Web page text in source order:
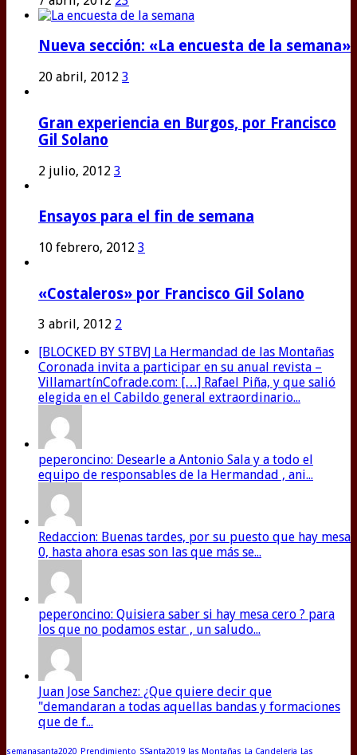
Nueva sección: «La encuesta de la semana»
20 abril, 2012 3
Gran experiencia en Burgos, por Francisco
Gil Solano
2 julio, 2012 3
Ensayos para el fin de semana
10 febrero, 2012 3
«Costaleros» por Francisco Gil Solano
3 abril, 2012 2
[BLOCKED BY STBV] La Hermandad de las Montañas
Coronada invita a participar en su anual revista –
VillamartínCofrade.com: […] Rafael Piña, y que salió
elegida en el Cabildo general extraordinario...
peperoncino: Desearle a Antonio Sala y a todo el
equipo de responsables de la Hermandad , ani...
Redaccion: Buenas tardes, por su puesto que hay mesa
0, hasta ahora esas son las que más se...
peperoncino: Quisiera saber si hay mesa cero ? para
los que no podamos estar , un saludo...
Juan Jose Sanchez: ¿Que quiere decir que
"demandaran a todas aquellas bandas y formaciones
que de f...
semanasanta2020 Prendimiento SSanta2019 las Montañas La Candeleria Las